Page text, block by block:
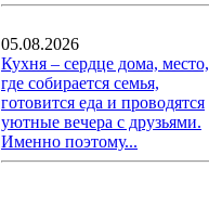
05.08.2026
Кухня – сердце дома, место,
где собирается семья,
готовится еда и проводятся
уютные вечера с друзьями.
Именно поэтому...